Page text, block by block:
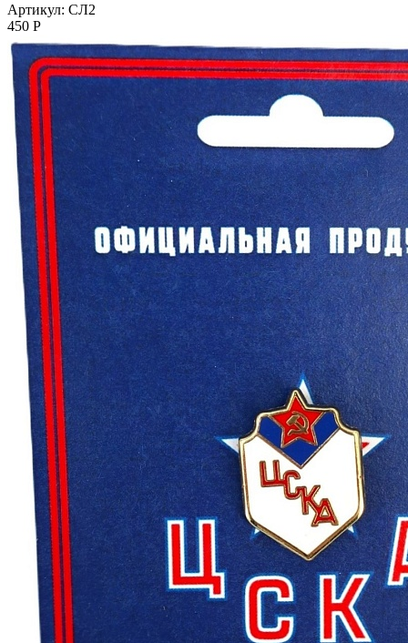
Артикул: СЛ2
450 P